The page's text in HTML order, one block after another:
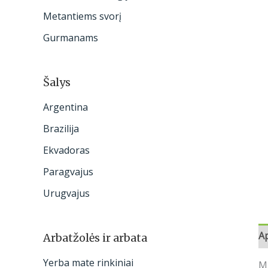
Metantiems svorį
Gurmanams
Šalys
Argentina
Brazilija
Ekvadoras
Paragvajus
Urugvajus
Arbatžolės ir arbata
Yerba mate rinkiniai